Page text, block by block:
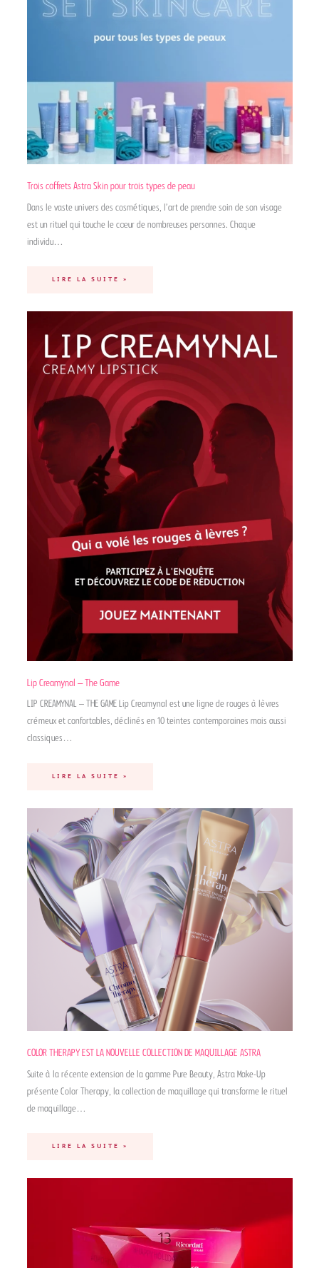
Trois coffrets Astra Skin pour trois types de peau
Dans le vaste univers des cosmétiques, l’art de prendre soin de son visage
est un rituel qui touche le cœur de nombreuses personnes. Chaque
individu…
LIRE LA SUITE »
Lip Creamynal – The Game
LIP CREAMYNAL – THE GAME Lip Creamynal est une ligne de rouges à lèvres
crémeux et confortables, déclinés en 10 teintes contemporaines mais aussi
classiques…
LIRE LA SUITE »
COLOR THERAPY EST LA NOUVELLE COLLECTION DE MAQUILLAGE ASTRA
Suite à la récente extension de la gamme Pure Beauty, Astra Make-Up
présente Color Therapy, la collection de maquillage qui transforme le rituel
de maquillage…
LIRE LA SUITE »